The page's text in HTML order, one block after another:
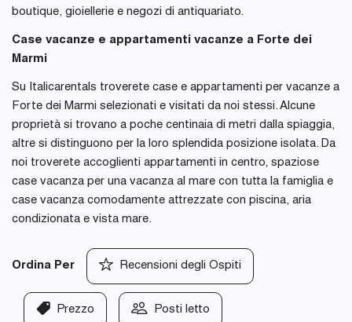
boutique, gioiellerie e negozi di antiquariato.
Case vacanze e appartamenti vacanze a Forte dei
Marmi
Su Italicarentals troverete case e appartamenti per vacanze a
Forte dei Marmi selezionati e visitati da noi stessi. Alcune
proprietà si trovano a poche centinaia di metri dalla spiaggia,
altre si distinguono per la loro splendida posizione isolata. Da
noi troverete accoglienti appartamenti in centro, spaziose
case vacanza per una vacanza al mare con tutta la famiglia e
case vacanza comodamente attrezzate con piscina, aria
condizionata e vista mare.
Ordina Per Recensioni degli Ospiti
Prezzo Posti letto